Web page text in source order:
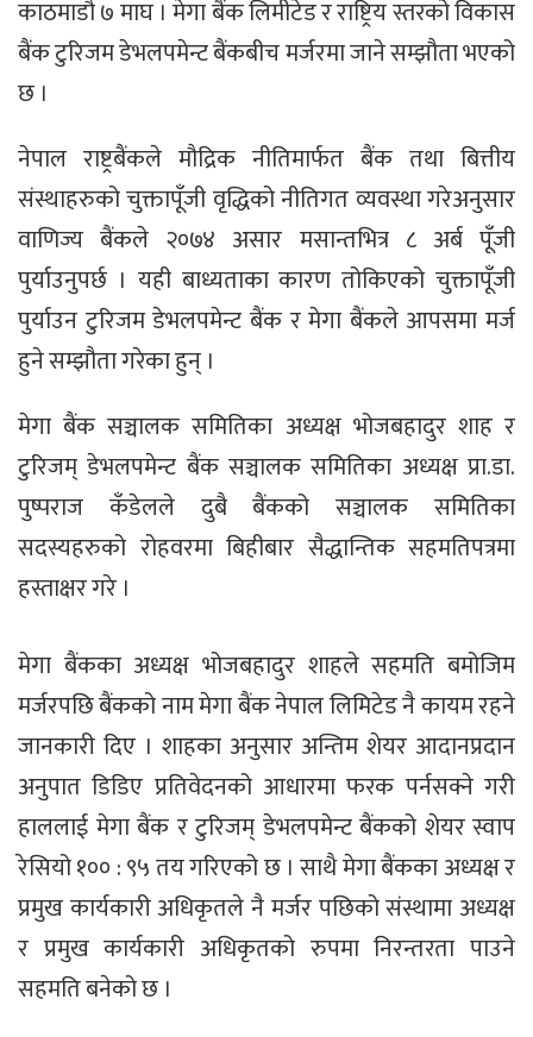
काठमाडाै ७ माघ । मेगा बैंक लिमीटेड र राष्ट्रिय स्तरको विकास
बैंक टुरिजम डेभलपमेन्ट बैंकबीच मर्जरमा जाने सम्झौता भएको
छ ।
नेपाल राष्ट्रबैंकले मौद्रिक नीतिमार्फत बैंक तथा बित्तीय
संस्थाहरुको चुक्तापूँजी वृद्धिको नीतिगत व्यवस्था गरेअनुसार
वाणिज्य बैंकले २०७४ असार मसान्तभित्र ८ अर्ब पूँजी
पुर्याउनुपर्छ । यही बाध्यताका कारण तोकिएको चुक्तापूँजी
पुर्याउन टुरिजम डेभलपमेन्ट बैंक र मेगा बैंकले आपसमा मर्ज
हुने सम्झौता गरेका हुन् ।
मेगा बैंक सञ्चालक समितिका अध्यक्ष भोजबहादुर शाह र
टुरिजम् डेभलपमेन्ट बैंक सञ्चालक समितिका अध्यक्ष प्रा.डा.
पुष्पराज कँडेलले दुबै बैंकको सञ्चालक समितिका
सदस्यहरुको रोहवरमा बिहीबार सैद्धान्तिक सहमतिपत्रमा
हस्ताक्षर गरे ।
मेगा बैंकका अध्यक्ष भोजबहादुर शाहले सहमति बमोजिम
मर्जरपछि बैंकको नाम मेगा बैंक नेपाल लिमिटेड नै कायम रहने
जानकारी दिए । शाहका अनुसार अन्तिम शेयर आदानप्रदान
अनुपात डिडिए प्रतिवेदनको आधारमा फरक पर्नसक्ने गरी
हाललाई मेगा बैंक र टुरिजम् डेभलपमेन्ट बैंकको शेयर स्वाप
रेसियो १०० : ९५ तय गरिएको छ । साथै मेगा बैंकका अध्यक्ष र
प्रमुख कार्यकारी अधिकृतले नै मर्जर पछिको संस्थामा अध्यक्ष
र प्रमुख कार्यकारी अधिकृतको रुपमा निरन्तरता पाउने
सहमति बनेको छ ।